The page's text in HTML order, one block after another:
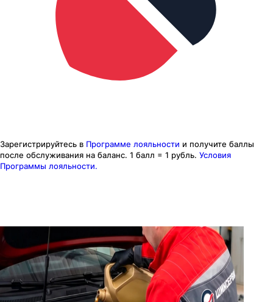
Зарегистрируйтесь в Программе лояльности и получите баллы
после обслуживания на баланс. 1 балл = 1 рубль. Условия
Программы лояльности.